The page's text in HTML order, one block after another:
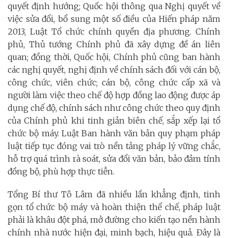
quyết định hướng; Quốc hội thông qua Nghị quyết về
việc sửa đổi, bổ sung một số điều của Hiến pháp năm
2013, Luật Tổ chức chính quyền địa phương. Chính
phủ, Thủ tướng Chính phủ đã xây dựng đề án liên
quan; đồng thời, Quốc hội, Chính phủ cũng ban hành
các nghị quyết, nghị định về chính sách đối với cán bộ,
công chức, viên chức; cán bộ, công chức cấp xã và
người làm việc theo chế độ hợp đồng lao động được áp
dụng chế độ, chính sách như công chức theo quy định
của Chính phủ khi tinh giản biên chế, sắp xếp lại tổ
chức bộ máy. Luật Ban hành văn bản quy phạm pháp
luật tiếp tục đóng vai trò nền tảng pháp lý vững chắc,
hỗ trợ quá trình rà soát, sửa đổi văn bản, bảo đảm tính
đồng bộ, phù hợp thực tiễn.
Tổng Bí thư Tô Lâm đã nhiều lần khẳng định, tinh
gọn tổ chức bộ máy và hoàn thiện thể chế, pháp luật
phải là khâu đột phá, mở đường cho kiến tạo nền hành
chính nhà nước hiện đại, minh bạch, hiệu quả. Đây là